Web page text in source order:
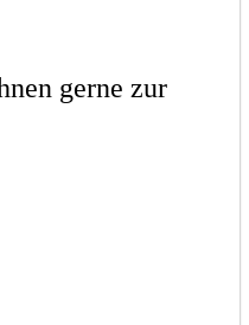
gerne zur